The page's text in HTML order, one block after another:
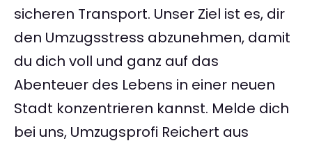
sicheren Transport. Unser Ziel ist es, dir
den Umzugsstress abzunehmen, damit
du dich voll und ganz auf das
Abenteuer des Lebens in einer neuen
Stadt konzentrieren kannst. Melde dich
bei uns, Umzugsprofi Reichert aus